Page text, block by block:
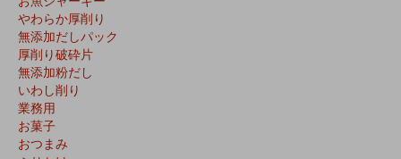
やわらか厚削り
無添加だしパック
厚削り破砕片
無添加粉だし
いわし削り
業務用
お菓子
おつまみ